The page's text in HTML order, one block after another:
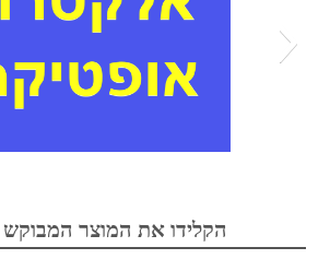
הקלידו את המוצר